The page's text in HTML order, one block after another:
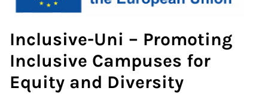
Inclusive-Uni – Promoting
Inclusive Campuses for
Equity and Diversity